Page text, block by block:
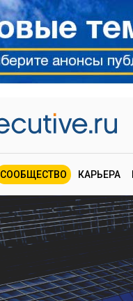
СООБЩЕСТВО КАРЬЕРА